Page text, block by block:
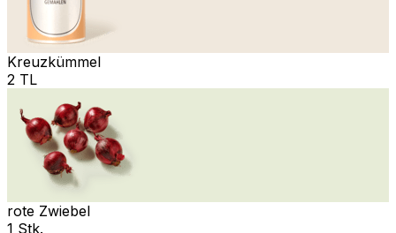
Kreuzkümmel
2 TL
rote Zwiebel
1 Stk.